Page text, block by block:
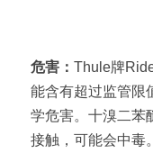
危害： Thule牌
能含有超过监管限
学危害。十溴二苯
接触，可能会中毒。